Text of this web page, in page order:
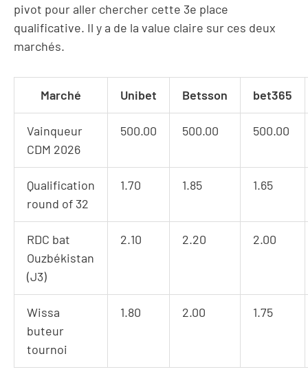
pivot pour aller chercher cette 3e place
qualificative. Il y a de la value claire sur ces deux
marchés.
Marché Unibet Betsson bet365
Vainqueur
CDM 2026
500.00 500.00 500.00
Qualification
round of 32
1.70 1.85 1.65
RDC bat
Ouzbékistan
(J3)
2.10 2.20 2.00
Wissa
buteur
tournoi
1.80 2.00 1.75